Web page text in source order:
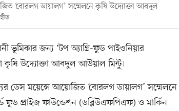
‘বোরলগ ডায়ালগ’ সম্মেলনে কৃষি উদ্যোক্তা আবদুল
ভূমিকার জন্য ‘টপ অ্যাগ্রি-ফুড পাইওনিয়ার
কৃষি উদ্যোক্তা আবদুল আউয়াল মিন্টু।
ডেস ময়েন্সে আয়োজিত ‘বোরলগ ডায়ালগ’ সম্মেলনে
ফুড প্রাইজ ফাউন্ডেশন (ডব্লিউএফপিএফ) ও মার্কিন